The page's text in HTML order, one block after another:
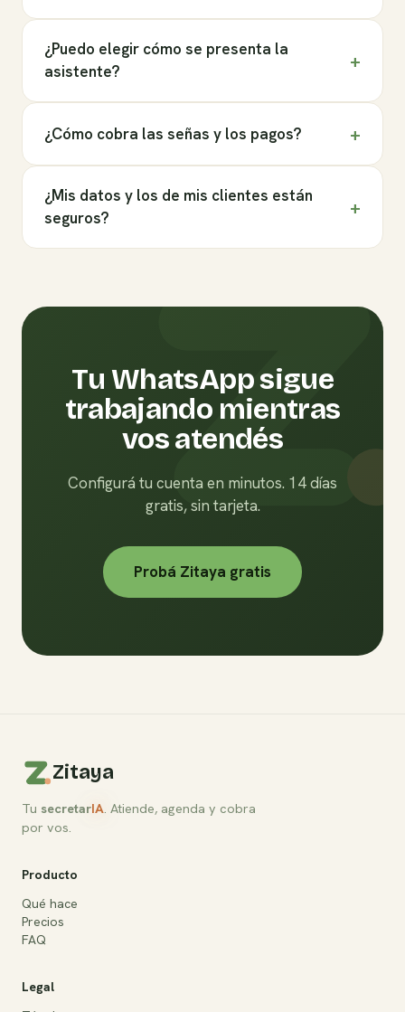
¿Puedo elegir cómo se presenta la
asistente?
+
¿Cómo cobra las señas y los pagos? +
¿Mis datos y los de mis clientes están
seguros?
+
Tu WhatsApp sigue
trabajando mientras
vos atendés
Configurá tu cuenta en minutos. 14 días
gratis, sin tarjeta.
Probá Zitaya gratis
Zitaya
Tu secretarIA. Atiende, agenda y cobra
por vos.
Producto
Qué hace
Precios
FAQ
Legal